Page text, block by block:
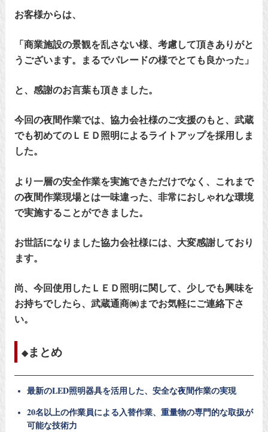
お客様からは、
「商業施設の景観を乱さない様、考慮して頂きありがと
うございます。まるでパレードの様でとても良かった」
と、感謝のお言葉も頂きました。
今回の夜間作業では、協力会社様のご支援のもと、武蔵
でも初めてのＬＥＤ照明によるライトアップを採用しま
した。
より一層の安全作業を実施できただけでなく、これまで
の夜間作業現場とは一味違った、非常におしゃれな環境
で実施することができました。
お世話になりました協力会社様には、大変感謝しており
ます。
尚、今回使用したＬＥＤ照明に関して、少しでも興味を
お持ちでしたら、武蔵通商㈱までお気軽にご連絡下さ
い。
まとめ
最新のLED照明器具を活用した、安全な夜間作業の実現
20名以上の作業員による入替作業、重量物の専門的な取扱が
可能な技術力